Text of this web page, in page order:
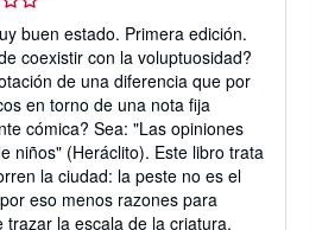
buen estado. Primera edición.
coexistir con la voluptuosidad?
de una diferencia que por
en torno de una nota fija
cómica? Sea: "Las opiniones
niños" (Heráclito). Este libro trata
la ciudad: la peste no es el
eso menos razones para
la escala de la criatura,